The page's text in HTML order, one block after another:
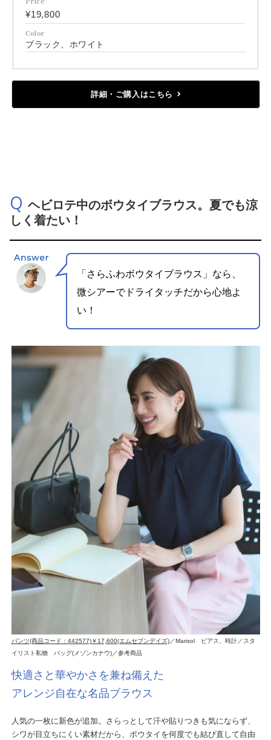
¥19,800
Color
ブラック、ホワイト
詳細・ご購入はこちら
Q ヘビロテ中のボウタイブラウス。夏でも涼
しく着たい！
「さらふわボウタイブラウス」なら、
微シアーでドライタッチだから心地よ
い！
パンツ(商品コード：442577)￥17,600(エムセブンデイズ)／Marisol ピアス、時計／スタ
イリスト私物 バッグ(メゾンカナウ)／参考商品
快適さと華やかさを兼ね備えた
アレンジ自在な名品ブラウス
人気の一枚に新色が追加。さらっとして汗や貼りつきも気にならず、
シワが目立ちにくい素材だから、ボウタイを何度でも結び直して自由